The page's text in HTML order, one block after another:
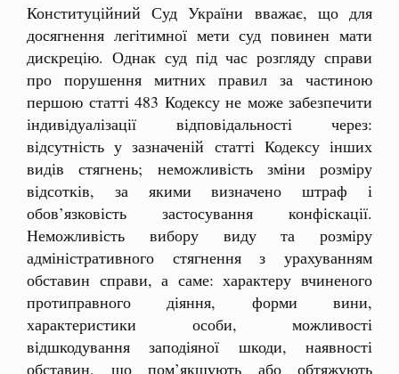
Конституційний Суд України вважає, що для
досягнення легітимної мети суд повинен мати
дискрецію. Однак суд під час розгляду справи
про порушення митних правил за частиною
першою статті 483 Кодексу не може забезпечити
індивідуалізації відповідальності через:
відсутність у зазначеній статті Кодексу інших
видів стягнень; неможливість зміни розміру
відсотків, за якими визначено штраф і
обов’язковість застосування конфіскації.
Неможливість вибору виду та розміру
адміністративного стягнення з урахуванням
обставин справи, а саме: характеру вчиненого
протиправного діяння, форми вини,
характеристики особи, можливості
відшкодування заподіяної шкоди, наявності
обставин, що пом’якшують або обтяжують